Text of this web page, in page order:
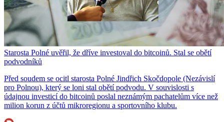
Starosta Polné uvěřil, že dříve investoval do bitcoinů. Stal se obětí
podvodníků
Před soudem se ocitl starosta Polné Jindřich Skočdopole (Nezávislí
pro Polnou), který se loni stal obětí podvodu. V souvislosti s
údajnou investicí do bitcoinů poslal neznámým pachatelům více než
milion korun z účtů mikroregionu a sportovního klubu.